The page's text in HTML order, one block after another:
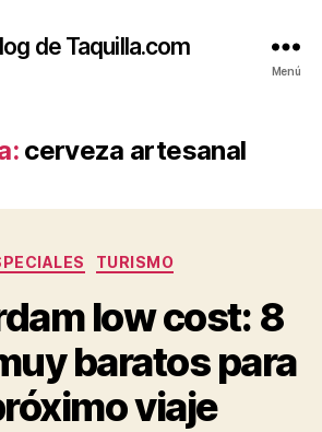
de Taquilla.com
Menú
cerveza artesanal
Categorías
TURISMO
low cost: 8
baratos para
viaje